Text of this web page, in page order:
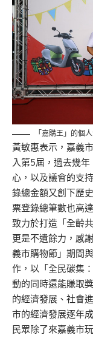
「嘉購王」的個
黃敏惠表示，嘉義
入第5屆，過去幾
心，以及議會的支
錄總金額又創下歷
票登錄總筆數也高
致力於打造「全齡
更是不遺餘力，感
義市購物節」期間
作，以「全民碳集
動的同時還能賺取
的經濟發展、社會
市的經濟發展逐年
民眾除了來嘉義市